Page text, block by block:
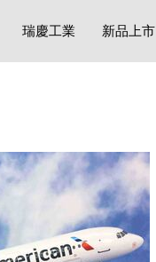
瑞慶工業 新品上市